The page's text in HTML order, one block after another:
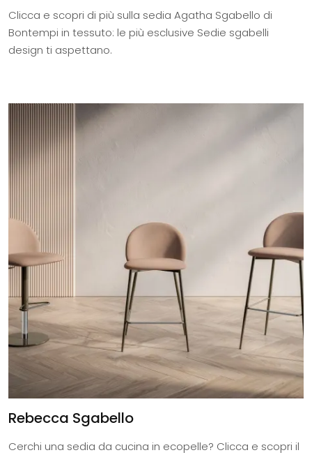
Clicca e scopri di più sulla sedia Agatha Sgabello di
Bontempi in tessuto: le più esclusive Sedie sgabelli
design ti aspettano.
Rebecca Sgabello
Cerchi una sedia da cucina in ecopelle? Clicca e scopri il